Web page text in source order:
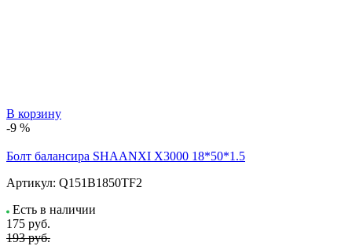
В корзину
-9 %
Болт балансира SHAANXI Х3000 18*50*1.5
Артикул: Q151B1850TF2
Есть в наличии
175 руб.
193 руб.